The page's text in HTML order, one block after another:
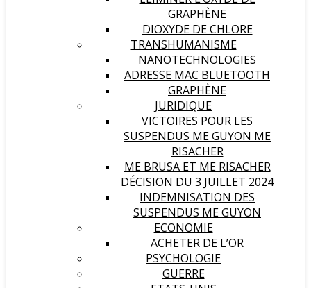
GRAPHÈNE
DIOXYDE DE CHLORE
TRANSHUMANISME
NANOTECHNOLOGIES
ADRESSE MAC BLUETOOTH
GRAPHÈNE
JURIDIQUE
VICTOIRES POUR LES
SUSPENDUS ME GUYON ME
RISACHER
ME BRUSA ET ME RISACHER
DÉCISION DU 3 JUILLET 2024
INDEMNISATION DES
SUSPENDUS ME GUYON
ECONOMIE
ACHETER DE L’OR
PSYCHOLOGIE
GUERRE